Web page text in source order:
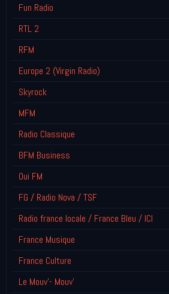
Fun Radio
RTL 2
RFM
Europe 2 (Virgin Radio)
Skyrock
MFM
Radio Classique
BFM Business
Oui FM
FG / Radio Nova / TSF
Radio france locale / France Bleu / ICI
France Musique
France Culture
Le Mouv'- Mouv'